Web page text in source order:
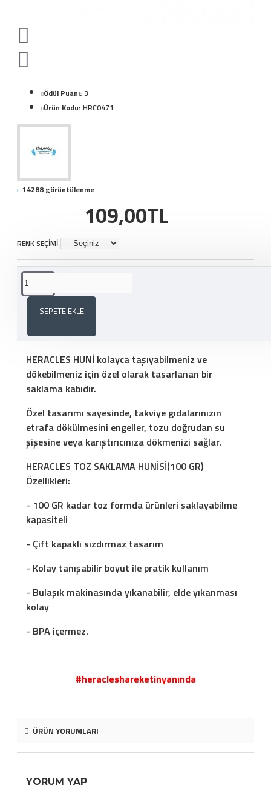
Ödül Puanı: 3
Ürün Kodu: HRC0471
14288 görüntülenme
109,00TL
RENK SEÇİMİ
SEPETE EKLE
HERACLES TOZ SAKLAMA HUNİSİ(100 GR)
HERACLES HUNİ kolayca taşıyabilmeniz ve
dökebilmeniz için özel olarak tasarlanan bir
saklama kabıdır.
Özel tasarımı sayesinde, takviye gıdalarınızın
etrafa dökülmesini engeller, tozu doğrudan su
şişesine veya karıştırıcınıza dökmenizi sağlar.
HERACLES TOZ SAKLAMA HUNİSİ(100 GR)
Özellikleri:
- 100 GR kadar toz formda ürünleri saklayabilme
kapasiteli
- Çift kapaklı sızdırmaz tasarım
- Kolay tanışabilir boyut ile pratik kullanım
- Bulaşık makinasında yıkanabilir, elde yıkanması
kolay
- BPA içermez.
#heracleshareketinyanında
ÜRÜN YORUMLARI
YORUM YAP